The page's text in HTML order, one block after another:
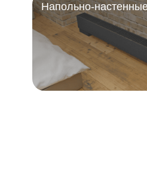
Напольно-